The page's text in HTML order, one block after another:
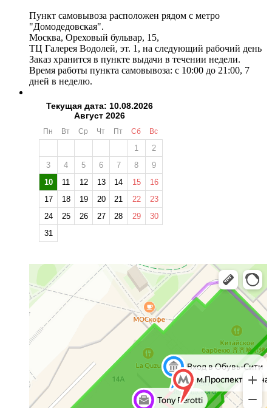
Пункт самовывоза расположен рядом с метро
"Домодедовская".
Москва, Ореховый бульвар, 15,
ТЦ Галерея Водолей, эт. 1, на следующий рабочий день
Заказ хранится в пункте выдачи в течении недели.
Время работы пункта самовывоза: с 10:00 до 21:00, 7
дней в неделю.
Текущая дата: 10.08.2026
Август 2026
Пн Вт Ср Чт Пт Сб Вс
1
2
3
4 5 6 7 8
9
10
11 12 13 14 15
16
17
18 19 20 21 22
23
24
25 26 27 28 29
30
31